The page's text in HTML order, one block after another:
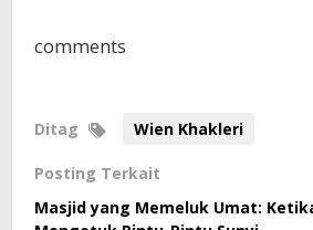
comments
Ditag Wien Khakleri
Posting Terkait
Masjid yang Memeluk Umat: